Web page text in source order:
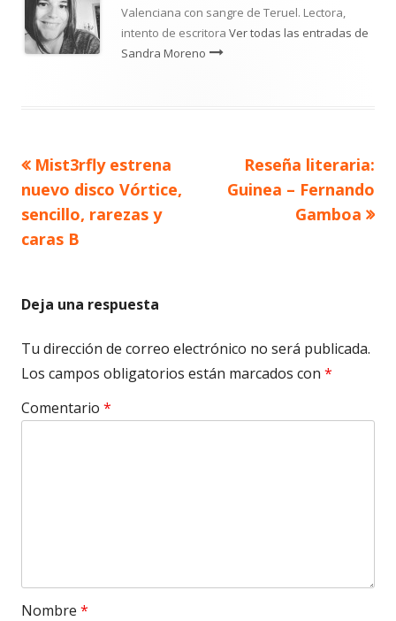
Valenciana con sangre de Teruel. Lectora,
intento de escritora Ver todas las entradas de
Sandra Moreno
Navegación
de
entradas
Artículo
anterior
Mist3rfly estrena
nuevo disco Vórtice,
sencillo, rarezas y
caras B
Artículo
siguiente
Reseña literaria:
Guinea – Fernando
Gamboa
Deja una respuesta
Tu dirección de correo electrónico no será publicada.
Los campos obligatorios están marcados con *
Comentario *
Nombre *